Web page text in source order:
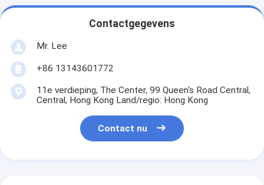
Contactgegevens
Mr. Lee
+86 13143601772
11e verdieping, The Center, 99 Queen's Road Central,
Central, Hong Kong Land/regio: Hong Kong
Contact nu